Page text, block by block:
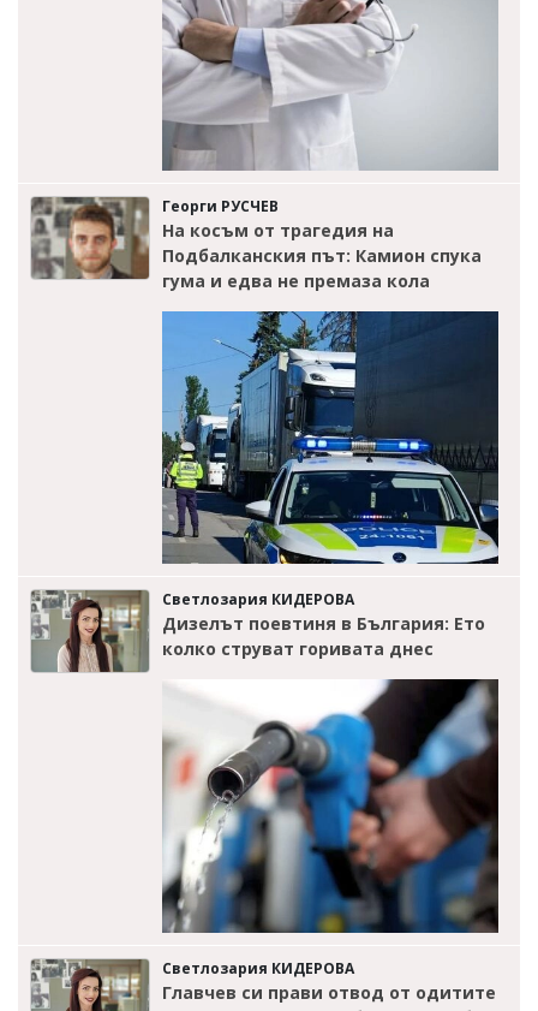
Георги РУСЧЕВ
На косъм от трагедия на
Подбалканския път: Камион спука
гума и едва не премаза кола
Светлозария КИДЕРОВА
Дизелът поевтиня в България: Ето
колко струват горивата днес
Светлозария КИДЕРОВА
Главчев си прави отвод от одитите